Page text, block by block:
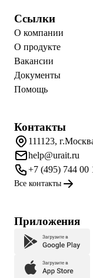
Ссылки
О компании
О продукте
Вакансии
Документы
Помощь
Контакты
111123,
help@urait.ru
+7 (495) 744 00
Все контакты
Приложения